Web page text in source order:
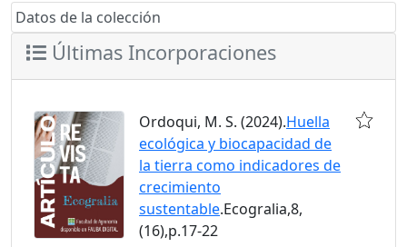
Datos de la colección
Últimas Incorporaciones
Ordoqui, M. S. (2024).Huella
ecológica y biocapacidad de
la tierra como indicadores de
crecimiento
sustentable.Ecogralia,8,
(16),p.17-22